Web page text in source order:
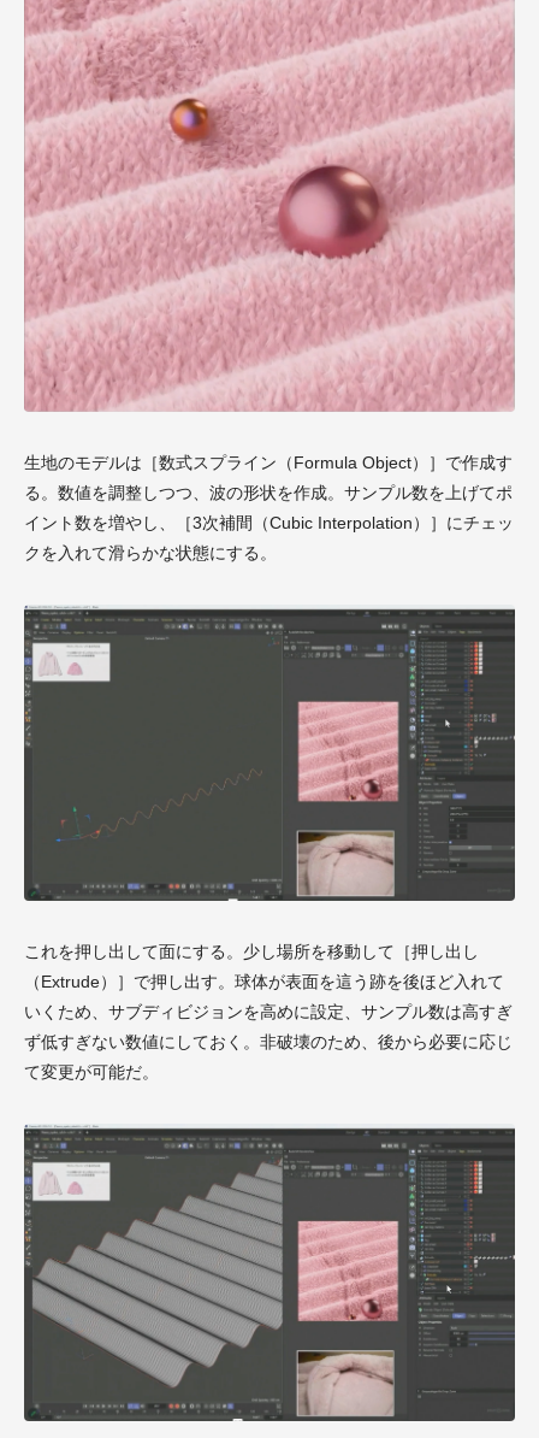
生地のモデルは［数式スプライン（Formula Object）］で作成す
る。数値を調整しつつ、波の形状を作成。サンプル数を上げてポ
イント数を増やし、［3次補間（Cubic Interpolation）］にチェッ
クを入れて滑らかな状態にする。
これを押し出して面にする。少し場所を移動して［押し出し
（Extrude）］で押し出す。球体が表面を這う跡を後ほど入れて
いくため、サブディビジョンを高めに設定、サンプル数は高すぎ
ず低すぎない数値にしておく。非破壊のため、後から必要に応じ
て変更が可能だ。